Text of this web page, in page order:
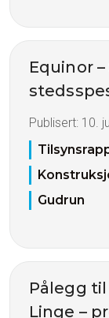
Equinor
Publisert: 10.
Gudrun
Pålegg
Linge –